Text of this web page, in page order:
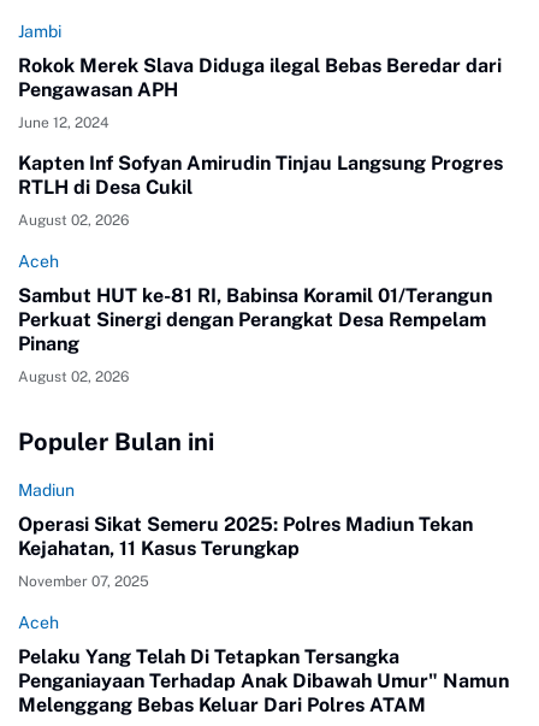
Jambi
Rokok Merek Slava Diduga ilegal Bebas Beredar dari
Pengawasan APH
June 12, 2024
Kapten Inf Sofyan Amirudin Tinjau Langsung Progres
RTLH di Desa Cukil
August 02, 2026
Aceh
Sambut HUT ke-81 RI, Babinsa Koramil 01/Terangun
Perkuat Sinergi dengan Perangkat Desa Rempelam
Pinang
August 02, 2026
Populer Bulan ini
Madiun
Operasi Sikat Semeru 2025: Polres Madiun Tekan
Kejahatan, 11 Kasus Terungkap
November 07, 2025
Aceh
Pelaku Yang Telah Di Tetapkan Tersangka
Penganiayaan Terhadap Anak Dibawah Umur" Namun
Melenggang Bebas Keluar Dari Polres ATAM